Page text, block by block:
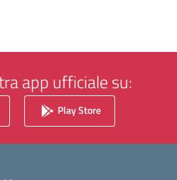
app ufficiale su:
Play Store